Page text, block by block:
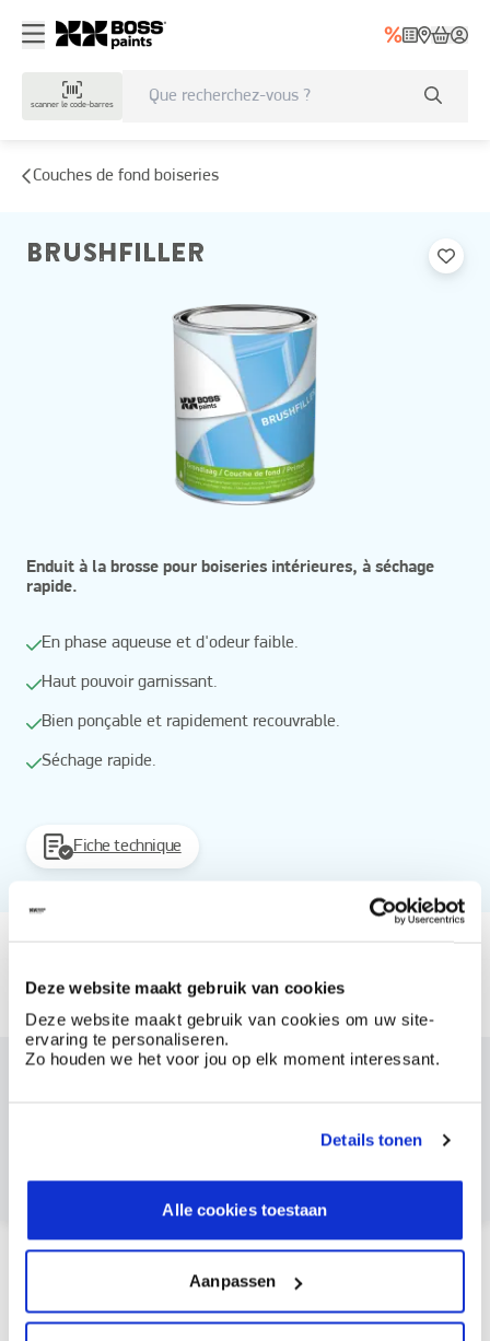
Deze website maakt gebruik van cookies
Deze website maakt gebruik van cookies om uw site-
ervaring te personaliseren.
Zo houden we het voor jou op elk moment interessant.
Details tonen
Alle cookies toestaan
Aanpassen
scanner le code-barres
Couches de fond boiseries
BRUSHFILLER
Enduit à la brosse pour boiseries intérieures, à séchage
rapide.
En phase aqueuse et d'odeur faible.
Haut pouvoir garnissant.
Bien ponçable et rapidement recouvrable.
Séchage rapide.
Fiche technique
0,25 l 1 l 2,5 l 10 l
Comment utiliser?
Documents